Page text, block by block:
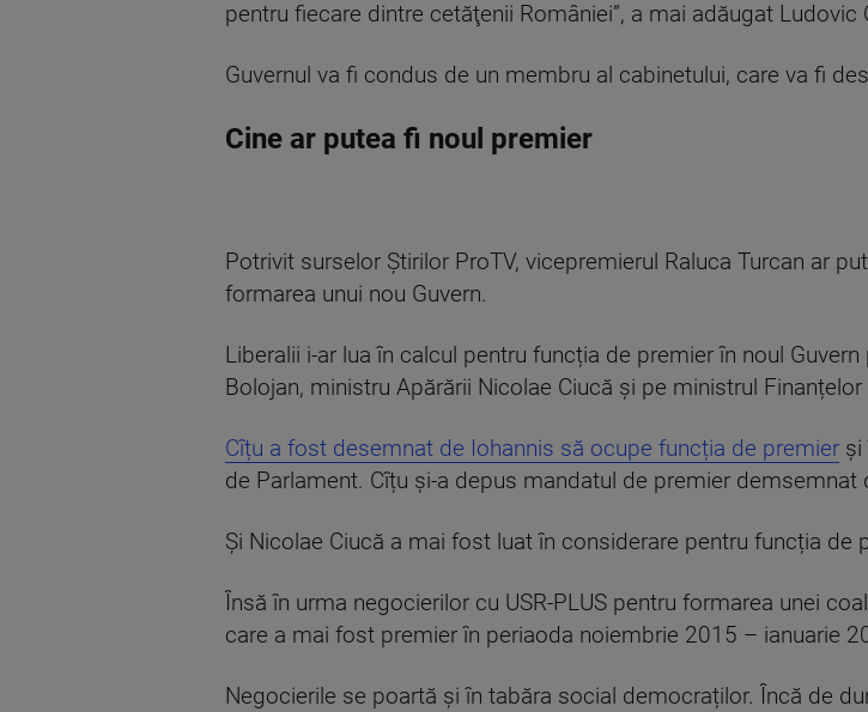
pentru fiecare dintre cetăţenii României”, a mai adăugat Ludovic
Guvernul va fi condus de un membru al cabinetului, care va fi
Cine ar putea fi noul premier
Potrivit surselor Știrilor ProTV, vicepremierul Raluca Turcan ar
formarea unui nou Guvern.
Liberalii i-ar lua în calcul pentru funcția de premier în noul
Bolojan, ministru Apărării Nicolae Ciucă și pe ministrul
Cîțu a fost desemnat de Iohannis să ocupe funcția de premier și
de Parlament. Cîțu și-a depus mandatul de premier demsemnat
Și Nicolae Ciucă a mai fost luat în considerare pentru funcția
Însă în urma negocierilor cu USR-PLUS pentru formarea unei
care a mai fost premier în periaoda noiembrie 2015 – ianuarie
Negocierile se poartă și în tabăra social democraților. Încă de